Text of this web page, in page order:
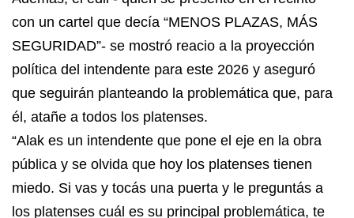
con un cartel que decía “MENOS PLAZAS, MÁS
SEGURIDAD”- se mostró reacio a la proyección
política del intendente para este 2026 y aseguró
que seguirán planteando la problemática que, para
él, atañe a todos los platenses.
“Alak es un intendente que pone el eje en la obra
pública y se olvida que hoy los platenses tienen
miedo. Si vas y tocás una puerta y le preguntás a
los platenses cuál es su principal problemática, te